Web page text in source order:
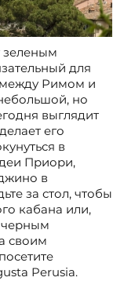
зеленым
для
Римом и
но
выглядит
его
в
Приори,
в
за стол, чтобы
кабана или,
черным
своим
Perusia.